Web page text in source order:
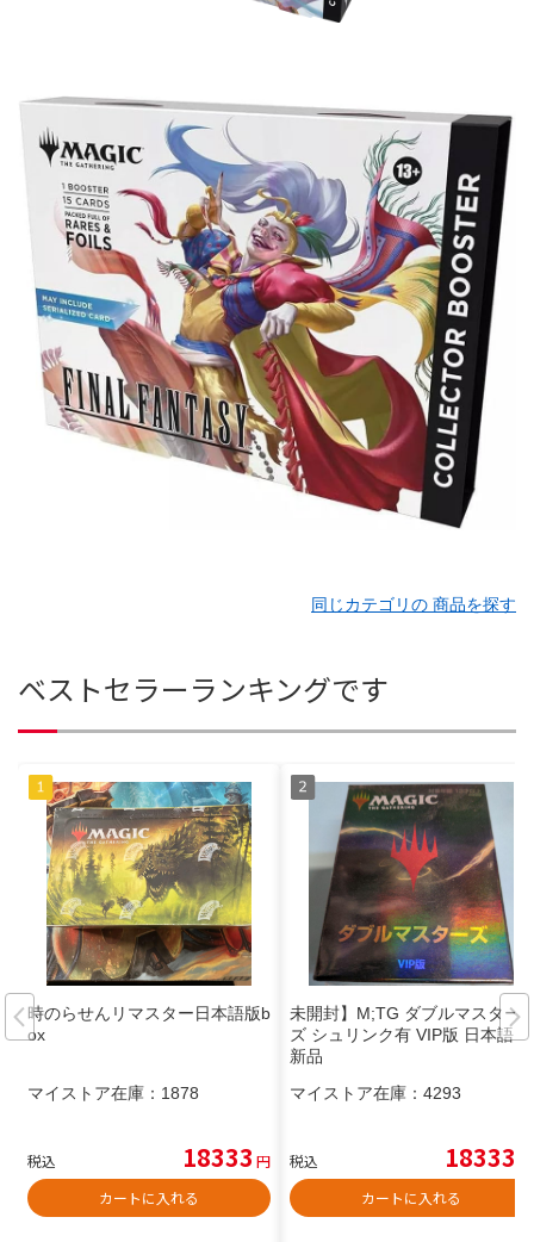
同じカテゴリの 商品を探す
ベストセラーランキングです
時のらせんリマスター日本語版b
ox
マイストア在庫： 1878
税込 18333 円
カートに入れる
未開封】M;TG ダブルマスター
ズ シュリンク有 VIP版 日本語
新品
マイストア在庫： 4293
税込 18333
カートに入れる